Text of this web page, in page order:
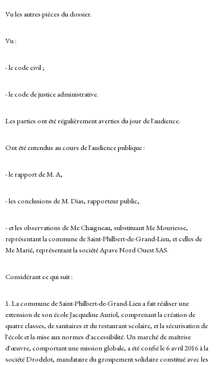
Vu les autres pièces du dossier.
Vu :
- le code civil ;
- le code de justice administrative.
Les parties ont été régulièrement averties du jour de l'audience.
Ont été entendus au cours de l'audience publique :
- le rapport de M. A,
- les conclusions de M. Dias, rapporteur public,
- et les observations de Me Chaigneau, substituant Me Mouriesse,
représentant la commune de Saint-Philbert-de-Grand-Lieu, et celles de
Me Marié, représentant la société Apave Nord Ouest SAS.
Considérant ce qui suit :
1. La commune de Saint-Philbert-de-Grand-Lieu a fait réaliser une
extension de son école Jacqueline Auriol, comprenant la création de
quatre classes, de sanitaires et du restaurant scolaire, et la sécurisation de
l'école et la mise aux normes d'accessibilité. Un marché de maîtrise
d'œuvre, comportant une mission globale, a été confié le 6 avril 2016 à la
société Drodelot, mandataire du groupement solidaire constitué avec les